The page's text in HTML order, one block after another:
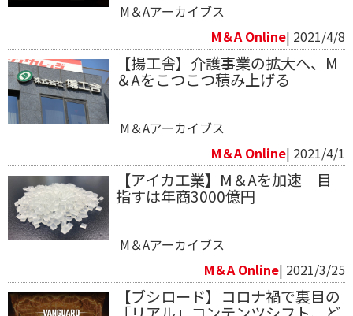
M＆Aアーカイブス
M＆A Online| 2021/4/8
【揚工舎】介護事業の拡大へ、M
＆Aをこつこつ積み上げる
M＆Aアーカイブス
M＆A Online| 2021/4/1
【アイカ工業】M＆Aを加速 目
指すは年商3000億円
M＆Aアーカイブス
M＆A Online| 2021/3/25
【ブシロード】コロナ禍で裏目の